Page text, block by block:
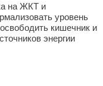
на ЖКТ и
уровень
кишечник и
энергии